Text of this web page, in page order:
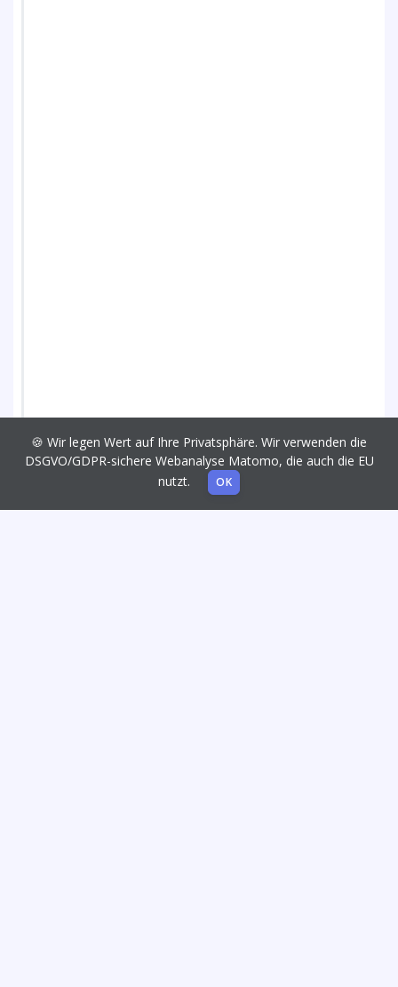
🍪 Wir legen Wert auf Ihre Privatsphäre. Wir verwenden die
DSGVO/GDPR-sichere Webanalyse Matomo, die auch die EU
nutzt.
OK